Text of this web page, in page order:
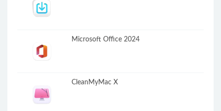
Microsoft Office 2024
CleanMyMac X